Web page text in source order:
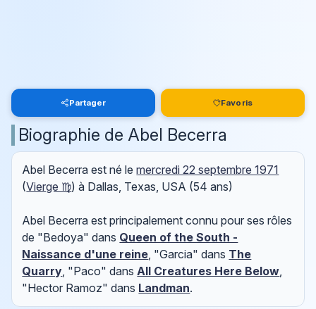
Partager Favoris
Biographie de Abel Becerra
Abel Becerra est né lemercredi 22 septembre 1971
(Vierge ♍) à Dallas, Texas, USA (54 ans)
Abel Becerra est principalement connu pour ses rôles
de "Bedoya" dans Queen of the South -
Naissance d'une reine, "Garcia" dans The
Quarry, "Paco" dansAll Creatures Here Below,
"Hector Ramoz" dans Landman.